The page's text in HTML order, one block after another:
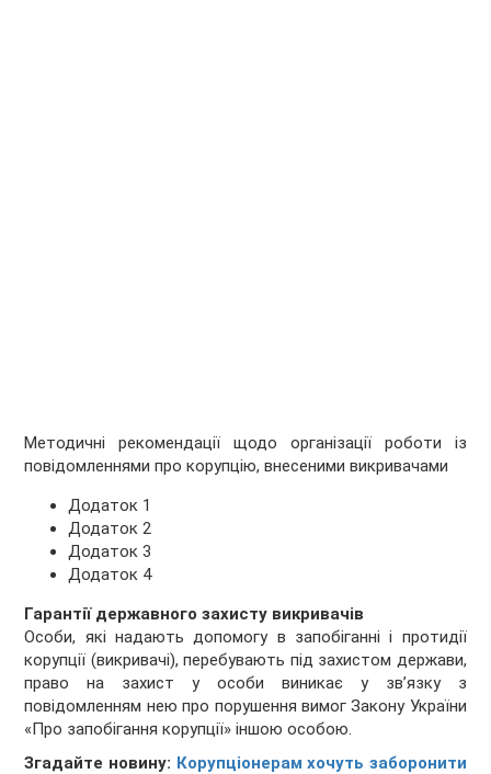
Методичні рекомендації щодо організації роботи із
повідомленнями про корупцію, внесеними викривачами
Додаток 1
Додаток 2
Додаток 3
Додаток 4
Гарантії державного захисту викривачів
Особи, які надають допомогу в запобіганні і протидії
корупції (викривачі), перебувають під захистом держави,
право на захист у особи виникає у зв’язку з
повідомленням нею про порушення вимог Закону України
«Про запобігання корупції» іншою особою.
Згадайте новину: Корупціонерам хочуть заборонити